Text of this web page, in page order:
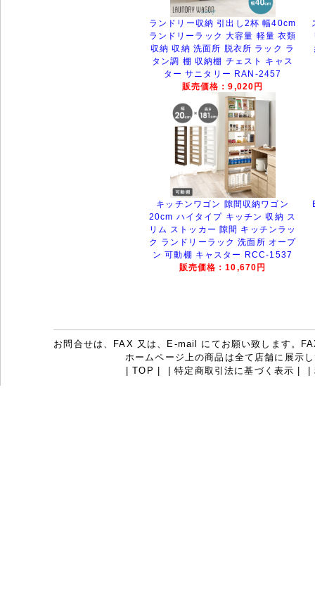
ランドリー収納 引出し2杯 幅40cm
ランドリーラック 大容量 軽量 衣類
収納 収納 洗面所 脱衣所 ラック ラ
タン調 棚 収納棚 チェスト キャス
ター サニタリー RAN-2457
販売価格：9,020円
キッチンワゴン 隙間収納ワゴン
20cm ハイタイプ キッチン 収納 ス
リム ストッカー 隙間 キッチンラッ
ク ランドリーラック 洗面所 オープ
ン 可動棚 キャスター RCC-1537
販売価格：10,670円
お問合せは、FAX 又は、E-mail にてお願い致します。
ホームページ上の商品は全て店舗に展示
|TOP |特定商取引法に基づく表示 |